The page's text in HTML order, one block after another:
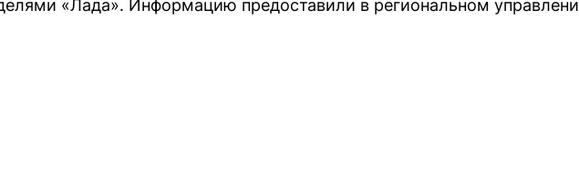
«Лада». Информацию предоставили в региональном